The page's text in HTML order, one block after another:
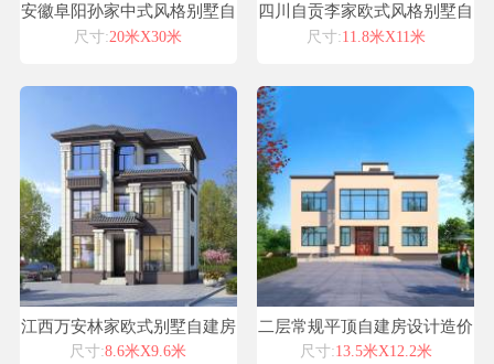
安徽阜阳孙家中式风格别墅自
建房设计图纸喜天下建筑设计
尺寸:20米X30米
四川自贡李家欧式风格别墅自
建房设计图纸喜天下建筑设计
尺寸:11.8米X11米
江西万安林家欧式别墅自建房
设计图纸喜天下建筑设计
尺寸:8.6米X9.6米
二层常规平顶自建房设计造价
省图纸之家喜天下建筑设计
尺寸:13.5米X12.2米